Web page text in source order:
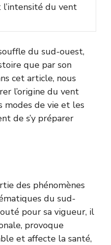
l’intensité du vent
du sud-ouest,
que par son
cet article, nous
l’origine du vent
modes de vie et les
de s’y préparer
des phénomènes
du sud-
pour sa vigueur, il
provoque
et affecte la santé,